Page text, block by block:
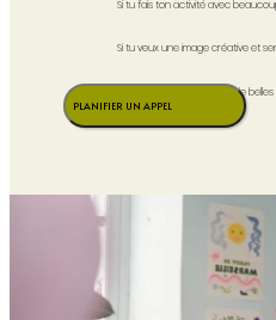
Si tu fais ton activité avec
Si tu veux une image créative et
Alors crois moi, on va faire de
PLANIFIER UN APPEL